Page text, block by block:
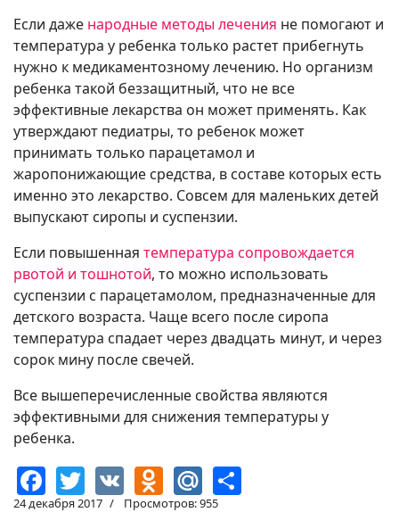
Если даже народные методы лечения не помогают и
температура у ребенка только растет прибегнуть
нужно к медикаментозному лечению. Но организм
ребенка такой беззащитный, что не все
эффективные лекарства он может применять. Как
утверждают педиатры, то ребенок может
принимать только парацетамол и
жаропонижающие средства, в составе которых есть
именно это лекарство. Совсем для маленьких детей
выпускают сиропы и суспензии.
Если повышенная температура сопровождается
рвотой и тошнотой, то можно использовать
суспензии с парацетамолом, предназначенные для
детского возраста. Чаще всего после сиропа
температура спадает через двадцать минут, и через
сорок мину после свечей.
Все вышеперечисленные свойства являются
эффективными для снижения температуры у
ребенка.
Facebook
Twitter
VK Odnoklassniki
Mail.Ru
24 декабря 2017 Просмотров: 955